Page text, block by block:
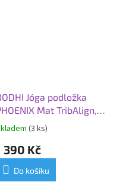
Jóga podložka
Mat TribAlign,
185 x 66 x 0,4 cm, modrá
(3 ks)
390 Kč
Do košíku